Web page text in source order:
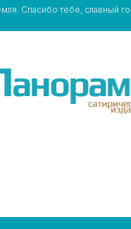
Спасибо тебе, славный